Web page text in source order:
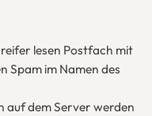
lesen Postfach mit
Spam im Namen des
auf dem Server werden